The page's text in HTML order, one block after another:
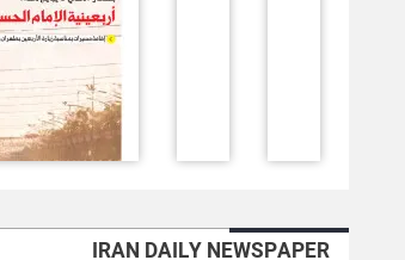
IRAN DAILY NEWSPAPER